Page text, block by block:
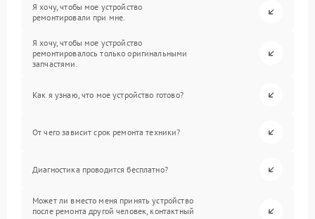
Я хочу, чтобы мое устройство
ремонтировали при мне.
Я хочу, чтобы мое устройство
ремонтировалось только оригинальными
запчастями.
Как я узнаю, что мое устройство готово?
От чего зависит срок ремонта техники?
Диагностика проводится бесплатно?
Может ли вместо меня принять устройство
после ремонта другой человек, контактный